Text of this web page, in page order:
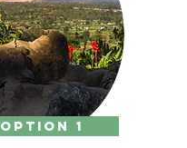
option 1